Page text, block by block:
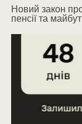
Новий закон
пенсії та